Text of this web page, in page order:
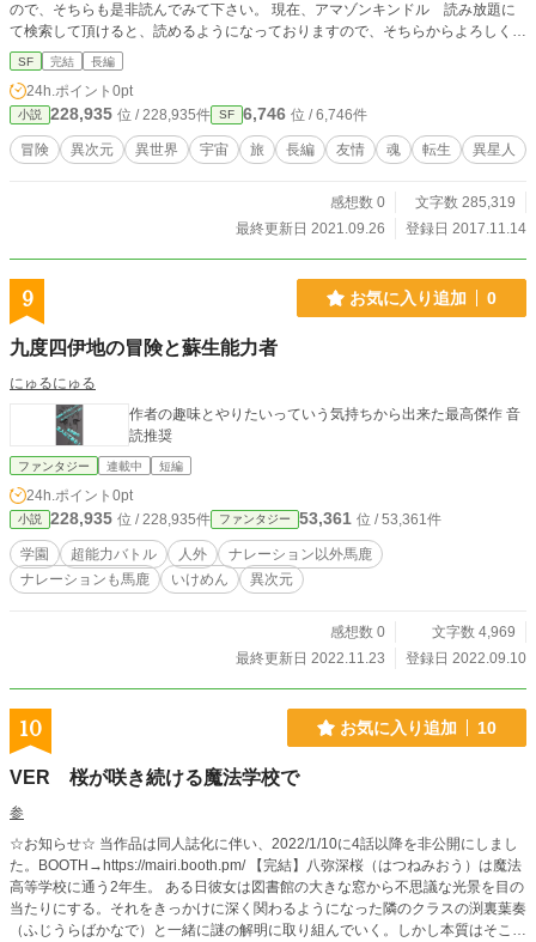
ので、そちらも是非読んでみて下さい。 現在、アマゾンキンドル 読み放題に
て検索して頂けると、読めるようになっておりますので、そちらからよろしくお
願いします。
SF 完結 長編
24h.ポイント 0pt
小説 228,935 位 / 228,935件 SF 6,746 位 / 6,746件
冒険 異次元 異世界 宇宙 旅 長編 友情 魂 転生 異星人
感想数 0
文字数 285,319
最終更新日 2021.09.26
登録日 2017.11.14
9 お気に入り追加 0
九度四伊地の冒険と蘇生能力者
にゅるにゅる
作者の趣味とやりたいっていう気持ちから出来た最高傑作 音
読推奨
ファンタジー 連載中 短編
24h.ポイント 0pt
小説 228,935 位 / 228,935件 ファンタジー 53,361 位 / 53,361件
学園 超能力バトル 人外
ナレーション以外馬鹿
ナレーションも馬鹿
いけめん 異次元
感想数 0
文字数 4,969
最終更新日 2022.11.23
登録日 2022.09.10
10 お気に入り追加 10
VER 桜が咲き続ける魔法学校で
参
☆お知らせ☆ 当作品は同人誌化に伴い、2022/1/10に4話以降を非公開にしまし
た。BOOTH→https://mairi.booth.pm/ 【完結】八弥深桜（はつねみおう）は魔法
高等学校に通う2年生。 ある日彼女は図書館の大きな窓から不思議な光景を目の
当たりにする。それをきっかけに深く関わるようになった隣のクラスの渕裏葉奏
（ふじうらばかなで）と一緒に謎の解明に取り組んでいく。しかし本質はそこで